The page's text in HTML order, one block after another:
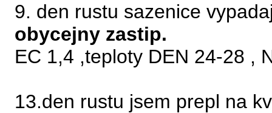
9. den rustu sazenice
obycejny zastip.
EC 1,4 ,teploty DEN 24-28 ,
13.den rustu jsem prepl na